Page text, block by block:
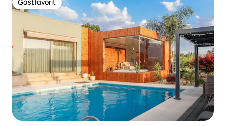
Gästfavorit
Gästfavorit